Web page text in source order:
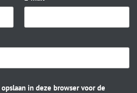
in deze browser voor de